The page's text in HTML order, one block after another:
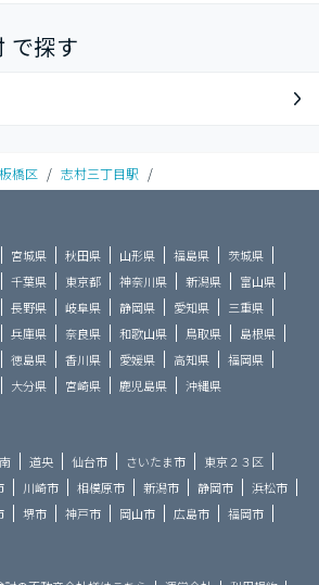
で探す
板橋区 / 志村三丁目駅 /
宮城県 秋田県 山形県 福島県
茨城県
千葉県 東京都 神奈川県 新潟県
富山県
長野県 岐阜県 静岡県 愛知県
三重県
兵庫県 奈良県 和歌山県 鳥取県
島根県
徳島県 香川県 愛媛県 高知県
福岡県
大分県 宮崎県 鹿児島県 沖縄県
道央 仙台市 さいたま市
東京２３区
川崎市 相模原市 新潟市 静岡市
浜松市
堺市 神戸市 岡山市 広島市
福岡市